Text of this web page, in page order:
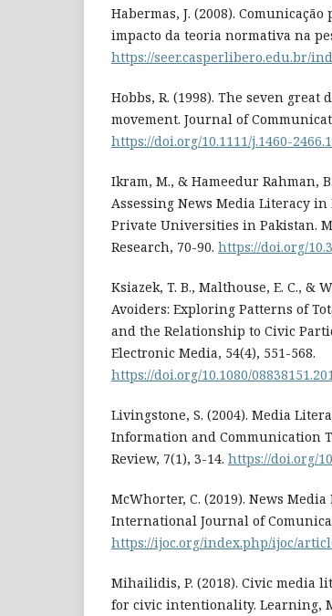
Habermas, J. (2008).
impacto da teoria normativa na
https://seer.casperlibero.edu.br/
Hobbs, R. (1998). The seven
movement. Journal of
https://doi.org/10.1111/j.1460-
Ikram, M., & Hameedur Rahman,
Assessing News Media Literacy
Private Universities in Pakistan.
Research, 70-90. https://doi.org/
Ksiazek, T. B., Malthouse, E. C., &
Avoiders: Exploring Patterns of
and the Relationship to Civic
Electronic Media, 54(4), 551-568.
https://doi.org/10.1080/
Livingstone, S. (2004). Media
Information and Communication
Review, 7(1), 3-14. https://doi.org/
McWhorter, C. (2019). News
International Journal of
https://ijoc.org/index.php/ijoc/
Mihailidis, P. (2018). Civic media
for civic intentionality. Learning,